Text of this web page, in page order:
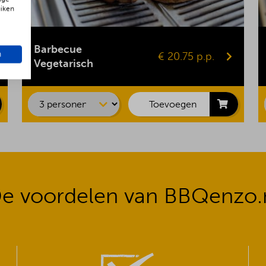
Barbecue
Vegetarisch
€ 20.75 p.p.
Vegaburger
Groentespies
Portobello
Toevoegen
voordelen van